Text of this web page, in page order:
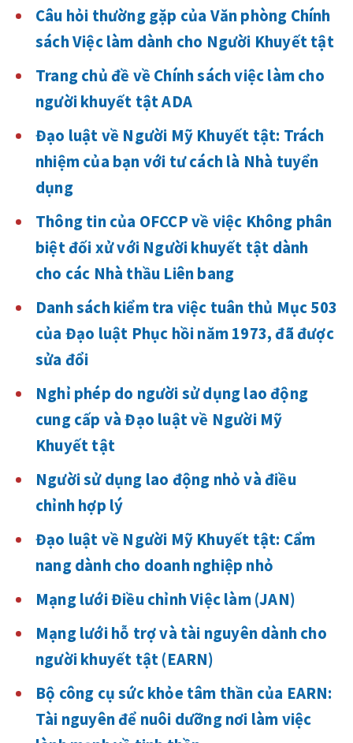
Câu hỏi thường gặp của Văn phòng Chính
sách Việc làm dành cho Người Khuyết tật
Trang chủ đề về Chính sách việc làm cho
người khuyết tật ADA
Đạo luật về Người Mỹ Khuyết tật: Trách
nhiệm của bạn với tư cách là Nhà tuyển
dụng
Thông tin của OFCCP về việc Không phân
biệt đối xử với Người khuyết tật dành
cho các Nhà thầu Liên bang
Danh sách kiểm tra việc tuân thủ Mục 503
của Đạo luật Phục hồi năm 1973, đã được
sửa đổi
Nghỉ phép do người sử dụng lao động
cung cấp và Đạo luật về Người Mỹ
Khuyết tật
Người sử dụng lao động nhỏ và điều
chỉnh hợp lý
Đạo luật về Người Mỹ Khuyết tật: Cẩm
nang dành cho doanh nghiệp nhỏ
Mạng lưới Điều chỉnh Việc làm (JAN)
Mạng lưới hỗ trợ và tài nguyên dành cho
người khuyết tật (EARN)
Bộ công cụ sức khỏe tâm thần của EARN:
Tài nguyên để nuôi dưỡng nơi làm việc